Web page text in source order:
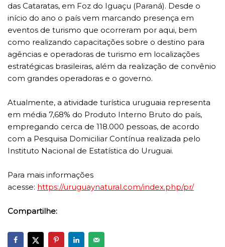
das Cataratas, em Foz do Iguaçu (Paraná). Desde o
início do ano o país vem marcando presença em
eventos de turismo que ocorreram por aqui, bem
como realizando capacitações sobre o destino para
agências e operadoras de turismo em localizações
estratégicas brasileiras, além da realização de convênio
com grandes operadoras e o governo.
Atualmente, a atividade turística uruguaia representa
em média 7,68% do Produto Interno Bruto do país,
empregando cerca de 118.000 pessoas, de acordo
com a Pesquisa Domiciliar Contínua realizada pelo
Instituto Nacional de Estatística do Uruguai.
Para mais informações
acesse: https://uruguaynatural.com/index.php/pr/
Compartilhe: